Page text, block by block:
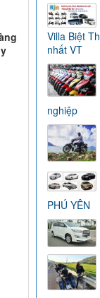
Villa Biệt
nhất VT
nghiệp
PHÚ YÊN